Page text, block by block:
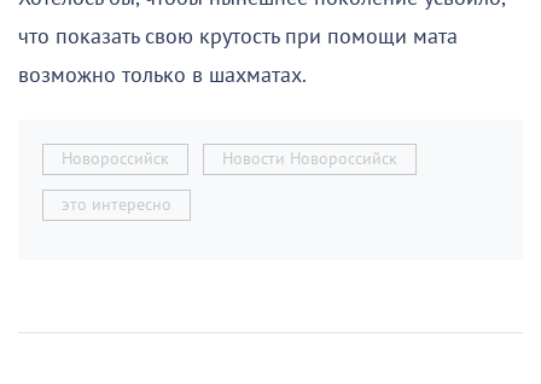
что показать свою крутость при помощи мата
возможно только в шахматах.
Новороссийск Новости Новороссийск
это интересно